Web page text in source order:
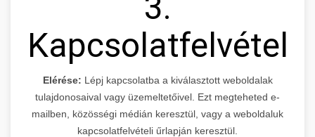
Kapcsolatfelvétel
Elérése: Lépj kapcsolatba a kiválasztott weboldalak
tulajdonosaival vagy üzemeltetőivel. Ezt megteheted e-
mailben, közösségi médián keresztül, vagy a weboldaluk
kapcsolatfelvételi űrlapján keresztül.